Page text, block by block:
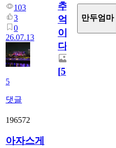
103
3
0
26.07.13
5
댓글
추
억
이
다.
[5]
만두엄마
196572
아자스게